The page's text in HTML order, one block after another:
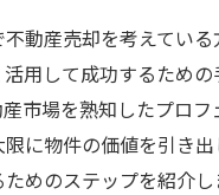
動産売却を考えてい
用して成功するため
市場を熟知したプロ
に物件の価値を引き出
めのステップを紹介